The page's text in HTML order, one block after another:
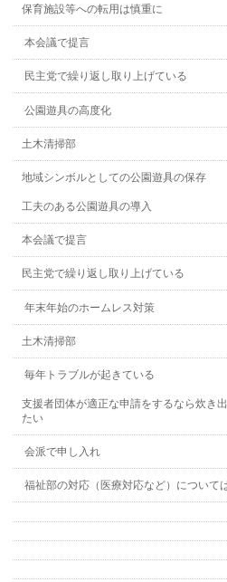
保育施設等への転用は慎重に
本会議で提言
民主党で繰り返し取り上げている
公園遊具の高度化
土木清掃部
地域シンボルとしての公園遊具の保存
工夫のある公園遊具の導入
本会議で提言
民主党で繰り返し取り上げている
年末年始のホームレス対策
土木清掃部
毎年トラブルが起きている
支援者団体が適正な申請をするなら炊き
たい
会派で申し入れ
福祉部の対応（医療対応など）について